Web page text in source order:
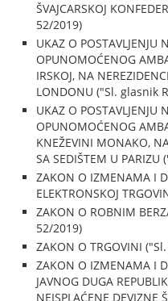
ŠVAJCARSKOJ
52/2019)
UKAZ O POSTAVLJENJU
OPUNOMOĆENOG
IRSKOJ, NA
LONDONU ("Sl. glasnik
UKAZ O POSTAVLJENJU
OPUNOMOĆENOG
KNEŽEVINI MONAKO,
SA SEDIŠTEM U
ZAKON O IZMENAMA I
ELEKTRONSKOJ
ZAKON O ROBNIM
52/2019)
ZAKON O TRGOVINI
ZAKON O IZMENAMA I
JAVNOG DUGA
NEISPLAĆENE DEVIZNE